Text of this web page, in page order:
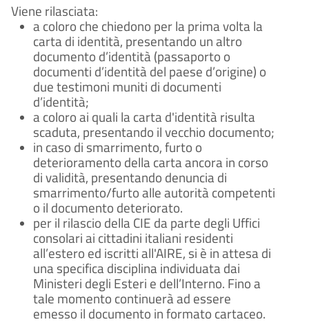
Viene rilasciata:
a coloro che chiedono per la prima volta la
carta di identità, presentando un altro
documento d’identità (passaporto o
documenti d’identità del paese d’origine) o
due testimoni muniti di documenti
d’identità;
a coloro ai quali la carta d'identità risulta
scaduta, presentando il vecchio documento;
in caso di smarrimento, furto o
deterioramento della carta ancora in corso
di validità, presentando denuncia di
smarrimento/furto alle autorità competenti
o il documento deteriorato.
per il rilascio della CIE da parte degli Uffici
consolari ai cittadini italiani residenti
all’estero ed iscritti all'AIRE, si è in attesa di
una specifica disciplina individuata dai
Ministeri degli Esteri e dell’Interno. Fino a
tale momento continuerà ad essere
emesso il documento in formato cartaceo.